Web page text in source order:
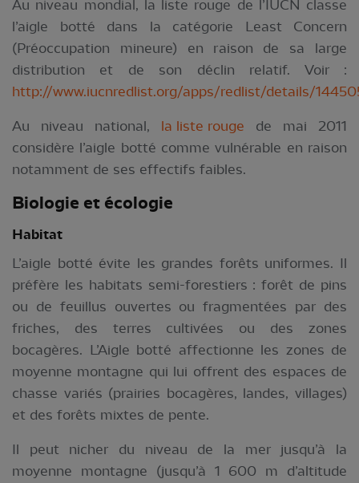
Au niveau mondial, la liste rouge de l’IUCN classe
l’aigle botté dans la catégorie Least Concern
(Préoccupation mineure) en raison de sa large
distribution et de son déclin relatif. Voir :
http://www.iucnredlist.org/apps/redlist/details/
Au niveau national, la liste rouge de mai 2011
considère l’aigle botté comme vulnérable en raison
notamment de ses effectifs faibles.
Biologie et écologie
Habitat
L’aigle botté évite les grandes forêts uniformes. Il
préfère les habitats semi-forestiers : forêt de pins
ou de feuillus ouvertes ou fragmentées par des
friches, des terres cultivées ou des zones
bocagères. L’Aigle botté affectionne les zones de
moyenne montagne qui lui offrent des espaces de
chasse variés (prairies bocagères, landes, villages)
et des forêts mixtes de pente.
Il peut nicher du niveau de la mer jusqu’à la
moyenne montagne (jusqu’à 1 600 m d’altitude